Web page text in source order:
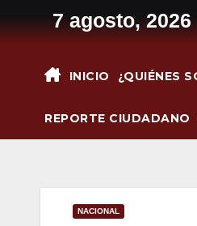
al
7 agosto, 2026
INICIO ¿QUIÉNES
REPORTE CIUDADANO
NACIONAL